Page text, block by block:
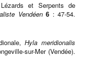
et Serpents de
Vendéen 6 : 47-54.
Hyla meridionalis
sur-Mer (Vendée).